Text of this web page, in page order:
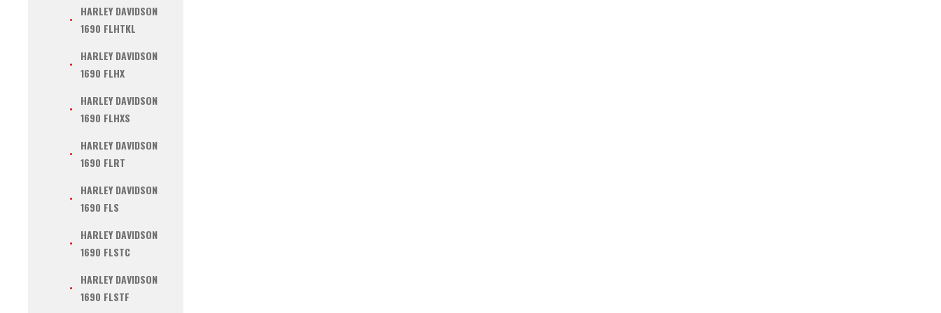
HARLEY DAVIDSON
1690 FLHTKL
HARLEY DAVIDSON
1690 FLHX
HARLEY DAVIDSON
1690 FLHXS
HARLEY DAVIDSON
1690 FLRT
HARLEY DAVIDSON
1690 FLS
HARLEY DAVIDSON
1690 FLSTC
HARLEY DAVIDSON
1690 FLSTF